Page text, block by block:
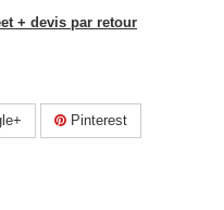
+ devis par retour
Pinterest